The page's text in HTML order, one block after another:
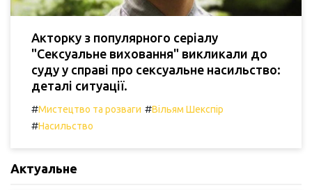
Акторку з популярного серіалу
"Сексуальне виховання" викликали до
суду у справі про сексуальне насильство:
деталі ситуації.
#Мистецтво та розваги #Вільям Шекспір
#Насильство
Актуальне